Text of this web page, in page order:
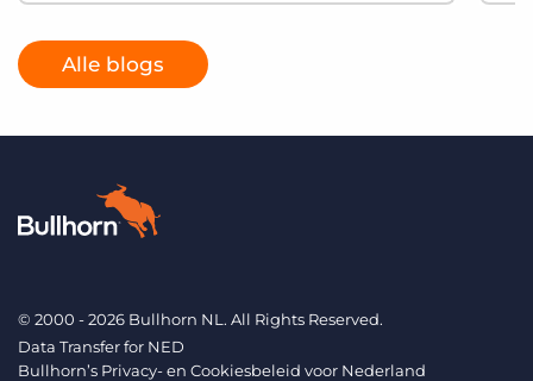
Alle blogs
© 2000 - 2026 Bullhorn NL. All Rights Reserved.
Data Transfer for NED
Bullhorn’s Privacy- en Cookiesbeleid voor Nederland